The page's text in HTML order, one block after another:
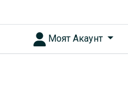
Моят Акаунт